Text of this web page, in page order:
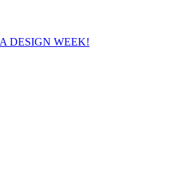
DESIGN WEEK!